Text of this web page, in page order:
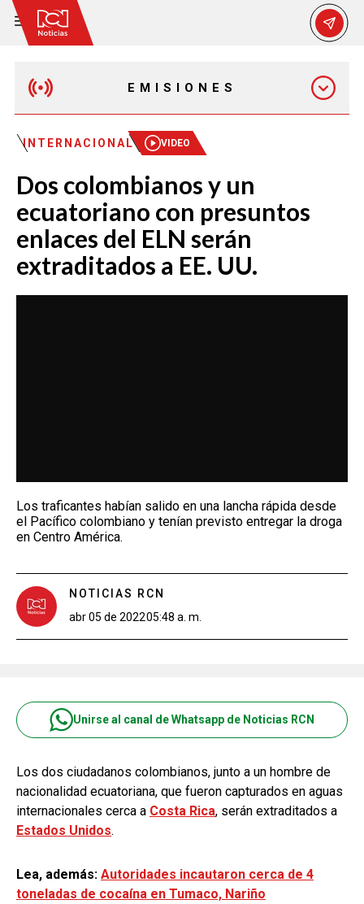
EMISIONES
MAÑANA EXPRESS
EMISIÓN 12:30 PM
EMISIÓN 7:00 PM
EMISIÓN 11:30 PM
INTERNACIONAL VIDEO
Dos colombianos y un
ecuatoriano con presuntos
enlaces del ELN serán
extraditados a EE. UU.
Los traficantes habían salido en una lancha rápida desde
el Pacífico colombiano y tenían previsto entregar la droga
en Centro América.
NOTICIAS RCN
abr 05 de 202205:48 a. m.
Unirse al canal de Whatsapp de Noticias RCN
Los dos ciudadanos colombianos, junto a un hombre de
nacionalidad ecuatoriana, que fueron capturados en aguas
internacionales cerca a Costa Rica, serán extraditados a
Estados Unidos.
Lea, además: Autoridades incautaron cerca de 4
toneladas de cocaína en Tumaco, Nariño